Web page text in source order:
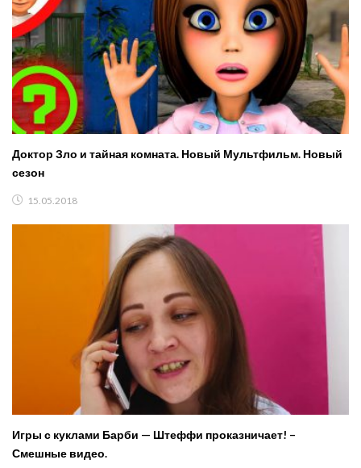
Доктор Зло и тайная комната. Новый Мультфильм. Новый
сезон
15.05.2018
Игры с куклами Барби — Штеффи проказничает! –
Смешные видео.